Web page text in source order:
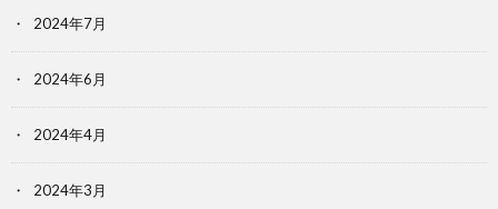
2024年7月
2024年6月
2024年4月
2024年3月